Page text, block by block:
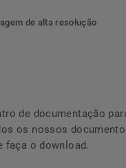
de alta resolução
de documentação
os nossos
faça o download.